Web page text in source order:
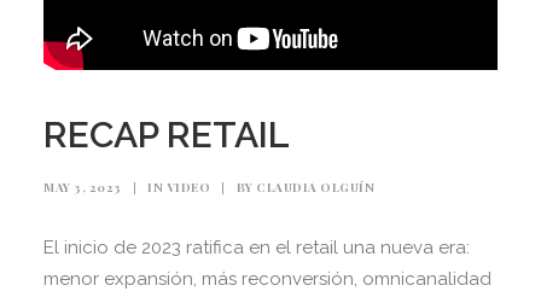
Search
RECAP RETAIL
MAY 3, 2023 | IN VIDEO | BY CLAUDIA OLGUÍN
El inicio de 2023 ratifica en el retail una nueva era:
menor expansión, más reconversión, omnicanalidad